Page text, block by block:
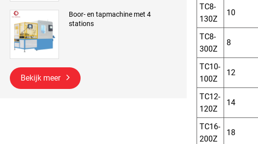
Boor- en tapmachine met 4
stations
Bekijk meer
TC8-
130Z
10
TC8-
300Z
8
TC10-
100Z
12
TC12-
120Z
14
TC16-
200Z
18